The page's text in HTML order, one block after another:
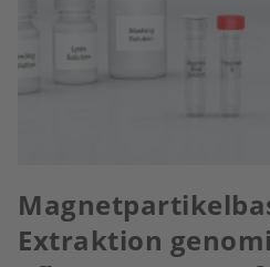
Extraktion